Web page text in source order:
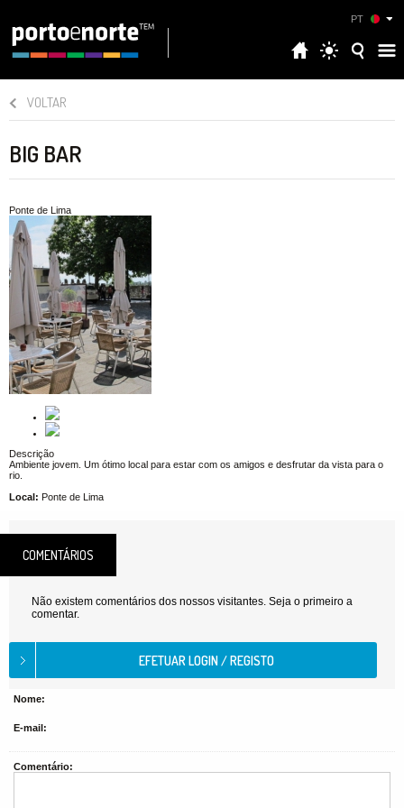
PT
VOLTAR
BIG BAR
Ponte de Lima
Descrição
Ambiente jovem. Um ótimo local para estar com os amigos e desfrutar da vista para o
rio.
Local: Ponte de Lima
COMENTÁRIOS
Não existem comentários dos nossos visitantes. Seja o primeiro a
comentar.
Nome:
E-mail:
Comentário: